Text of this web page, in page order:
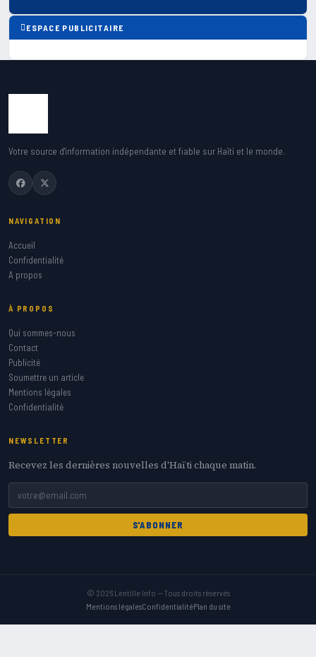
ESPACE PUBLICITAIRE
Votre source d'information indépendante et fiable sur Haïti et le monde.
NAVIGATION
Accueil
Confidentialité
A propos
À PROPOS
Qui sommes-nous
Contact
Publicité
Soumettre un article
Mentions légales
Confidentialité
NEWSLETTER
Recevez les dernières nouvelles d'Haïti chaque matin.
S'ABONNER
© 2026 Lentille Info — Tous droits réservés
Mentions légalesConfidentialitéPlan du site